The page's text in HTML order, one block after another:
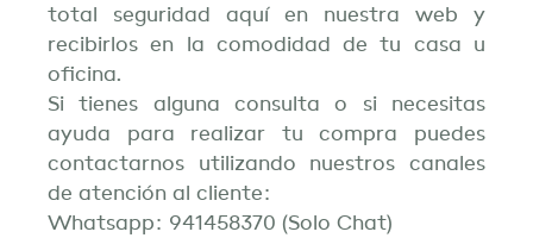
total seguridad aquí en nuestra web y
recibirlos en la comodidad de tu casa u
oficina.
Si tienes alguna consulta o si necesitas
ayuda para realizar tu compra puedes
contactarnos utilizando nuestros canales
de atención al cliente:
Whatsapp: 941458370 (Solo Chat)